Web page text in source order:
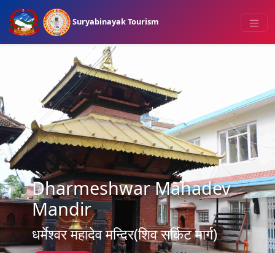
Suryabinayak Tourism
Dharmeshwar Mahadev
Mandir
धर्मेश्वर महादेव मन्दिर(शिव सर्किट मार्ग)